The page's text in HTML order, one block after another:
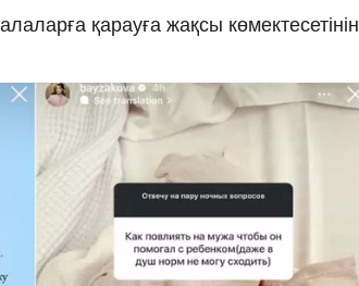
қарауға жақсы көмектесетінін